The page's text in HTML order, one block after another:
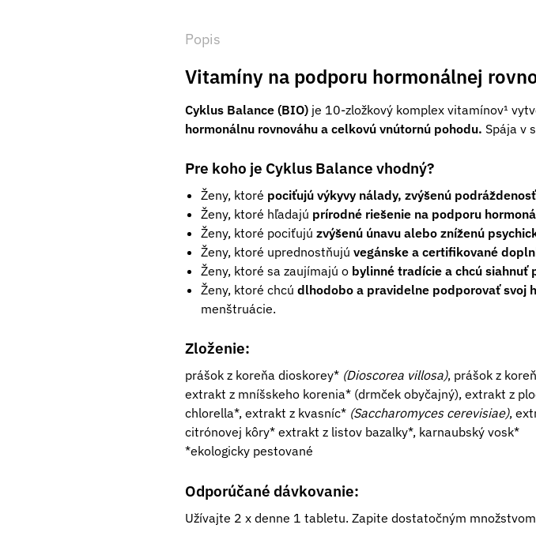
Popis
Vitamíny na podporu hormonálnej
Cyklus Balance (BIO)je 10-zložkový komplex vitamínov¹
hormonálnu rovnováhu a celkovú vnútornú pohodu. Spája v
Pre koho je Cyklus Balance vhodný?
Ženy, ktoré pociťujú výkyvy nálady, zvýšenú
Ženy, ktoré hľadajú prírodné riešenie na podporu
Ženy, ktoré pociťujú zvýšenú únavu alebo zníženú
Ženy, ktoré uprednostňujú vegánske a certifikované
Ženy, ktoré sa zaujímajú o bylinné tradície a chcú siahnuť
Ženy, ktoré chcú dlhodobo a pravidelne podporovať svoj
menštruácie.
Zloženie:
prášok z koreňa dioskorey* (Dioscorea villosa), prášok z
extrakt z mníšskeho korenia* (drmček obyčajný), extrakt z
chlorella*, extrakt z kvasníc* (Saccharomyces cerevisiae),
citrónovej kôry* extrakt z listov bazalky*, karnaubský vosk*
*ekologicky pestované
Odporúčané dávkovanie:
Užívajte 2 x denne 1 tabletu. Zapite dostatočným